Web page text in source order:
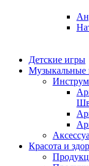
Детские игры
Музыкальные
Красота и